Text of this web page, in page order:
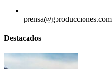
prensa@gproducciones.com
Destacados